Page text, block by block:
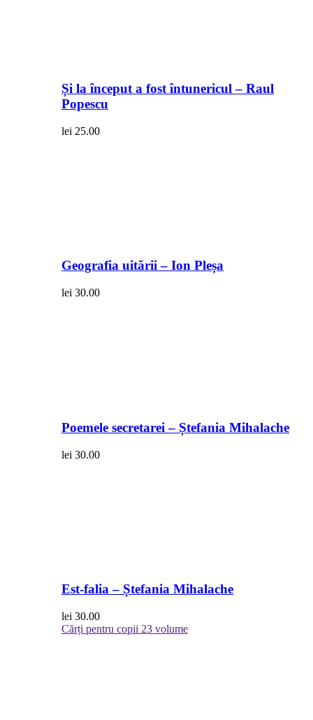
Și la început a fost întunericul – Raul
Popescu
lei 25.00
Geografia uitării – Ion Pleșa
lei 30.00
Poemele secretarei – Ștefania Mihalache
lei 30.00
Est-falia – Ștefania Mihalache
lei 30.00
Cărți pentru copii 23 volume